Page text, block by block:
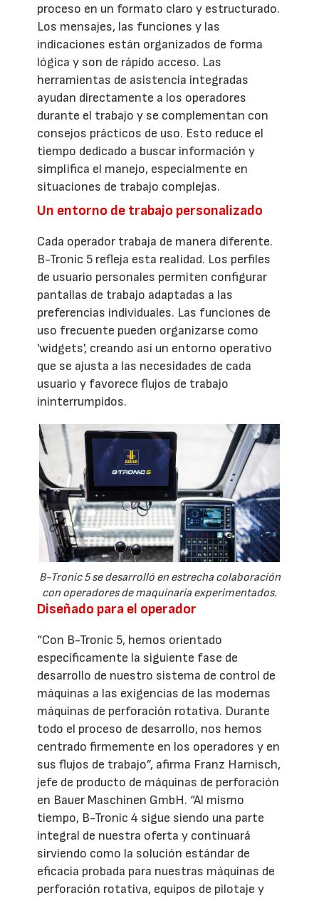
proceso en un formato claro y estructurado.
Los mensajes, las funciones y las
indicaciones están organizados de forma
lógica y son de rápido acceso. Las
herramientas de asistencia integradas
ayudan directamente a los operadores
durante el trabajo y se complementan con
consejos prácticos de uso. Esto reduce el
tiempo dedicado a buscar información y
simplifica el manejo, especialmente en
situaciones de trabajo complejas.
Un entorno de trabajo personalizado
Cada operador trabaja de manera diferente.
B-Tronic 5 refleja esta realidad. Los perfiles
de usuario personales permiten configurar
pantallas de trabajo adaptadas a las
preferencias individuales. Las funciones de
uso frecuente pueden organizarse como
'widgets', creando así un entorno operativo
que se ajusta a las necesidades de cada
usuario y favorece flujos de trabajo
ininterrumpidos.
B-Tronic 5 se desarrolló en estrecha colaboración
con operadores de maquinaria experimentados.
Diseñado para el operador
“Con B-Tronic 5, hemos orientado
específicamente la siguiente fase de
desarrollo de nuestro sistema de control de
máquinas a las exigencias de las modernas
máquinas de perforación rotativa. Durante
todo el proceso de desarrollo, nos hemos
centrado firmemente en los operadores y en
sus flujos de trabajo”, afirma Franz Harnisch,
jefe de producto de máquinas de perforación
en Bauer Maschinen GmbH. “Al mismo
tiempo, B-Tronic 4 sigue siendo una parte
integral de nuestra oferta y continuará
sirviendo como la solución estándar de
eficacia probada para nuestras máquinas de
perforación rotativa, equipos de pilotaje y